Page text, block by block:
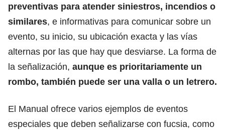
preventivas para atender siniestros, incendios o
similares, e informativas para comunicar sobre un
evento, su inicio, su ubicación exacta y las vías
alternas por las que hay que desviarse. La forma de
la señalización, aunque es prioritariamente un
rombo, también puede ser una valla o un letrero.
El Manual ofrece varios ejemplos de eventos
especiales que deben señalizarse con fucsia, como